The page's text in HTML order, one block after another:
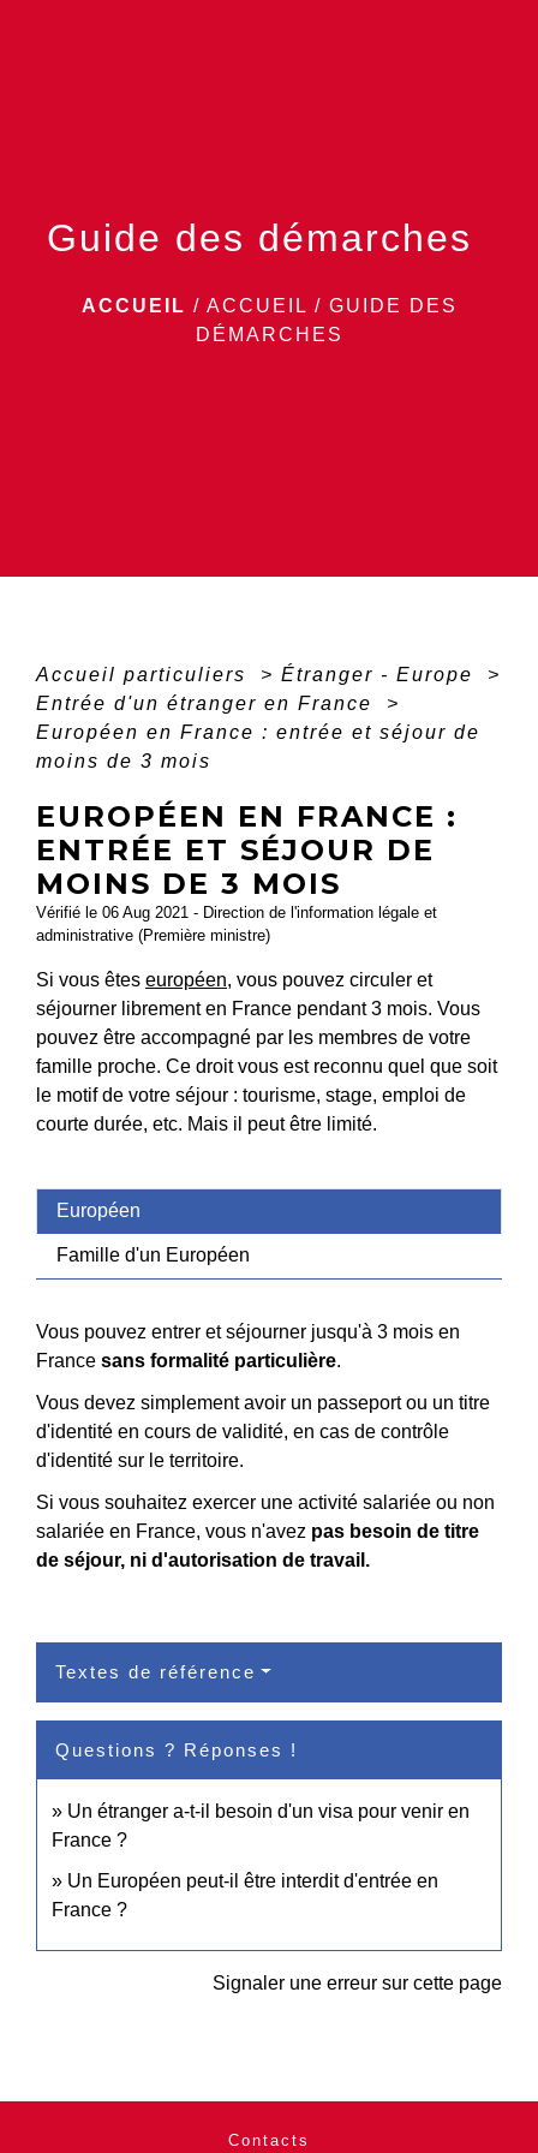
Guide des démarches
ACCUEIL / ACCUEIL / GUIDE DES
DÉMARCHES
Accueil particuliers > Étranger - Europe
>
Entrée d'un étranger en France
>
Européen en France : entrée et séjour de
moins de 3 mois
EUROPÉEN EN FRANCE :
ENTRÉE ET SÉJOUR DE
MOINS DE 3 MOIS
Vérifié le 06 Aug 2021 - Direction de l'information légale et
administrative (Première ministre)
Si vous êtes européen, vous pouvez circuler et
séjourner librement en France pendant 3 mois. Vous
pouvez être accompagné par les membres de votre
famille proche. Ce droit vous est reconnu quel que soit
le motif de votre séjour : tourisme, stage, emploi de
courte durée, etc. Mais il peut être limité.
Européen
Famille d'un Européen
Vous pouvez entrer et séjourner jusqu'à 3 mois en
France sans formalité particulière.
Vous devez simplement avoir un passeport ou un titre
d'identité en cours de validité, en cas de contrôle
d'identité sur le territoire.
Si vous souhaitez exercer une activité salariée ou non
salariée en France, vous n'avez pas besoin de titre
de séjour, ni d'autorisation de travail.
Textes de référence
Questions ? Réponses !
Un étranger a-t-il besoin d'un visa pour venir en
France ?
Un Européen peut-il être interdit d'entrée en
France ?
Signaler une erreur sur cette page
Contacts